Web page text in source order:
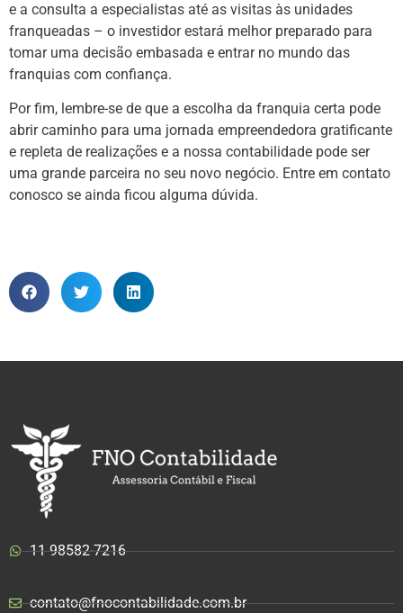
e a consulta a especialistas até as visitas às unidades
franqueadas – o investidor estará melhor preparado para
tomar uma decisão embasada e entrar no mundo das
franquias com confiança.
Por fim, lembre-se de que a escolha da franquia certa pode
abrir caminho para uma jornada empreendedora gratificante
e repleta de realizações e a nossa contabilidade pode ser
uma grande parceira no seu novo negócio. Entre em contato
conosco se ainda ficou alguma dúvida.
11 98582-7216
contato@fnocontabilidade.com.br